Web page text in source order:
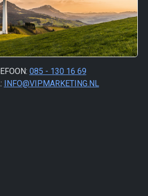
085 - 130 16 69
INFO@VIPMARKETING.NL